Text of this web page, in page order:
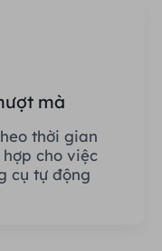
mà
thời gian
cho việc
cụ tự động